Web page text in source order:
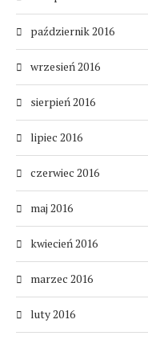
październik 2016
wrzesień 2016
sierpień 2016
lipiec 2016
czerwiec 2016
maj 2016
kwiecień 2016
marzec 2016
luty 2016